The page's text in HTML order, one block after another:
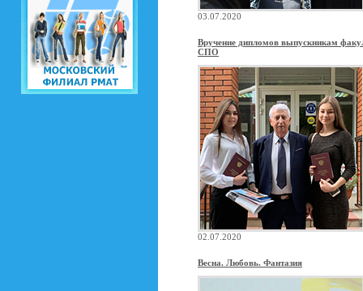
03.07.2020
Вручение дипломов выпускникам
СПО
02.07.2020
Весна. Любовь. Фантазия